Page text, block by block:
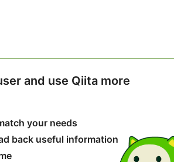
and use Qiita more
your needs
back useful information